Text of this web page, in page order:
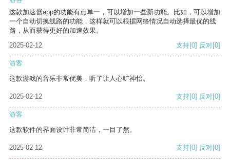
这款加速器app的功能有点单一，可以增加一些新功能。比如，可以增加
一个自动切换线路的功能，这样就可以根据网络情况自动选择最优的线
路，从而获得更好的加速效果。
2025-02-12
支持[0] 反对[0]
游客
这款游戏的音乐非常优美，听了让人心旷神怡。
2025-02-12 支持[0] 反对[0]
游客
这款软件的界面设计非常简洁，一目了然。
2025-02-12 支持[0] 反对[0]